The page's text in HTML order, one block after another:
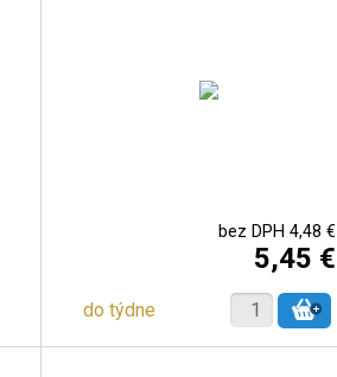
bez DPH 4,48 €
5,45 €
do týdne